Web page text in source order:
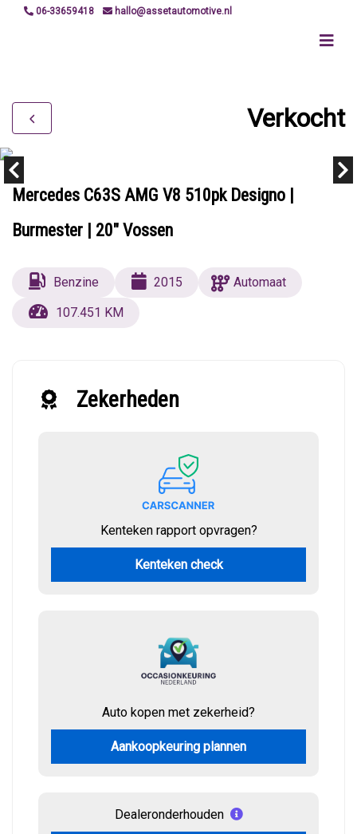
06-33659418 hallo@assetautomotive.nl
Verkocht
Mercedes C63S AMG V8 510pk Designo |
Burmester | 20" Vossen
Benzine 2015
Automaat
107.451 KM
Zekerheden
Kenteken rapport opvragen?
Kenteken check
Auto kopen met zekerheid?
Aankoopkeuring plannen
Dealeronderhouden